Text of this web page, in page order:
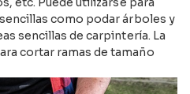
como podar árboles y
sencillas de carpintería. La
cortar ramas de tamaño